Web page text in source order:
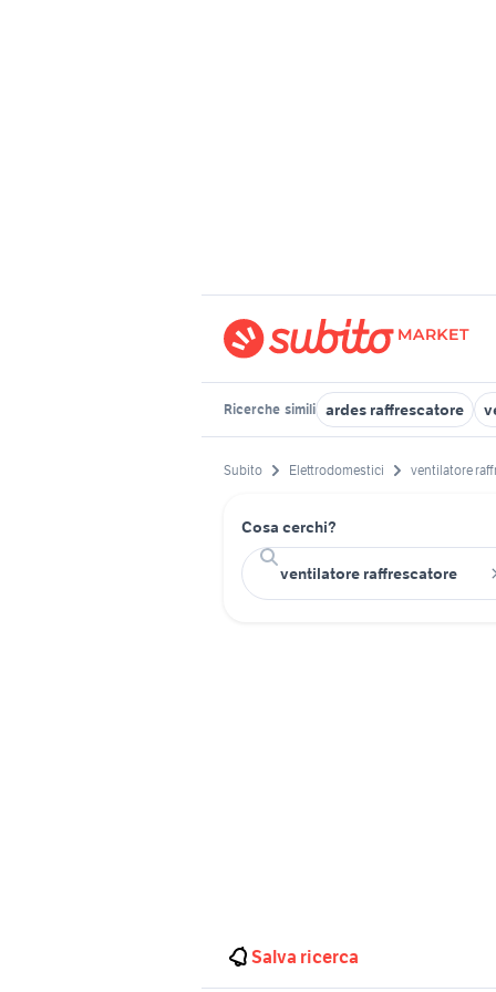
Ricerche simili ardes raffrescatore
Subito Elettrodomestici ventilatore
Cosa cerchi?
Salva ricerca